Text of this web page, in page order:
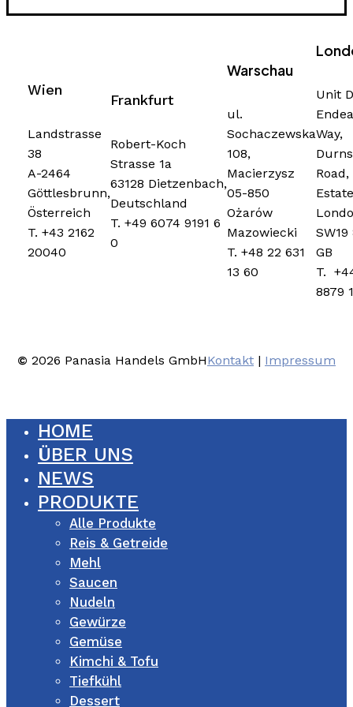
Wien
Landstrasse
38
A-2464
Göttlesbrunn,
Österreich
T. +43 2162
20040
Frankfurt
Robert-Koch
Strasse 1a
63128 Dietzenbach,
Deutschland
T. +49 6074 9191 6
0
Warschau
ul.
Sochaczewska
108,
Macierzysz
05-850
Ożarów
Mazowiecki
T. +48 22 631
13 60
Unit
Way,
SW19
GB
T.
8879
© 2026 Panasia Handels GmbHKontakt | Impressum
HOME
ÜBER UNS
NEWS
PRODUKTE
Alle Produkte
Reis & Getreide
Mehl
Saucen
Nudeln
Gewürze
Gemüse
Kimchi & Tofu
Tiefkühl
Dessert